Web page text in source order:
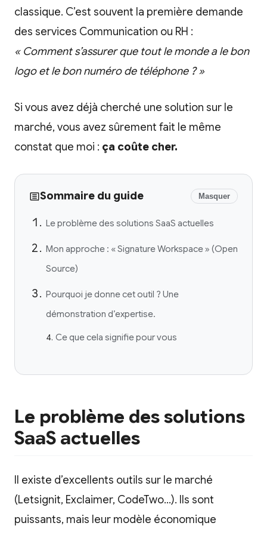
classique. C’est souvent la première demande
des services Communication ou RH :
« Comment s’assurer que tout le monde a le bon
logo et le bon numéro de téléphone ? »
Si vous avez déjà cherché une solution sur le
marché, vous avez sûrement fait le même
constat que moi : ça coûte cher.
Sommaire du guide Masquer
Le problème des solutions SaaS actuelles
Mon approche : « Signature Workspace » (Open
Source)
Pourquoi je donne cet outil ? Une
démonstration d’expertise.
Ce que cela signifie pour vous
Le problème des solutions
SaaS actuelles
Il existe d’excellents outils sur le marché
(Letsignit, Exclaimer, CodeTwo…). Ils sont
puissants, mais leur modèle économique